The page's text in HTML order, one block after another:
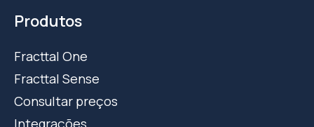
Produtos
Fracttal One
Fracttal Sense
Consultar preços
Integrações